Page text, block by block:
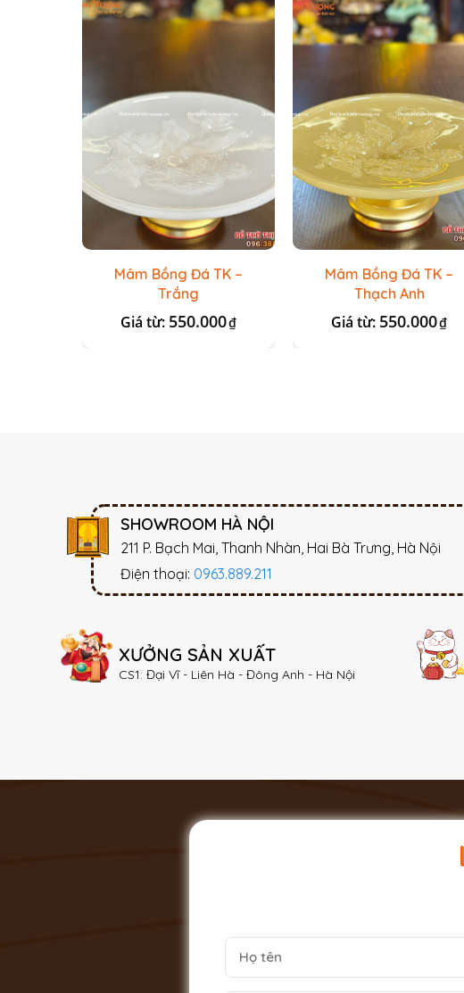
Mâm Bồng Đá TK –
Trắng
Giá từ: 550.000₫
Mâm Bồng Đá TK –
Thạch Anh
Giá từ: 550.000₫
SHOWROOM HÀ NỘI
211 P. Bạch Mai, Thanh Nhàn, Hai Bà Trưng, Hà Nội
Điện thoại: 0963.889.211
XƯỞNG SẢN XUẤT
CS1: Đại Vĩ - Liên Hà - Đông Anh - Hà Nội